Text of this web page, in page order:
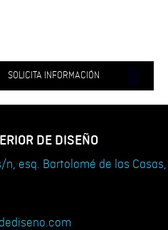
SOLICITA INFORMACIÓN
DE DISEÑO
n, esq. Bartolomé de las Casas,